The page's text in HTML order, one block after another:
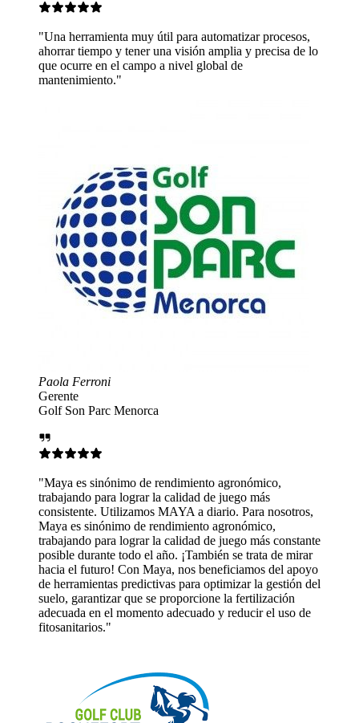
automatizar procesos,
amplia y precisa de lo
global de
agronómico,
de juego más
a diario. Para nosotros,
agronómico,
de juego más constante
¡También se trata de mirar
beneficiamos del apoyo
para optimizar la gestión del
la fertilización
y reducir el uso de